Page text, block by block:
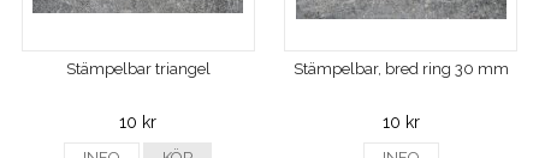
Stämpelbar triangel
10 kr
Stämpelbar, bred ring 30 mm
10 kr